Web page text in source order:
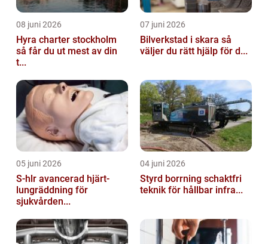
08 juni 2026
Hyra charter stockholm
så får du ut mest av din
t...
07 juni 2026
Bilverkstad i skara så
väljer du rätt hjälp för d...
05 juni 2026
S-hlr avancerad hjärt-
lungräddning för
sjukvården...
04 juni 2026
Styrd borrning schaktfri
teknik för hållbar infra...